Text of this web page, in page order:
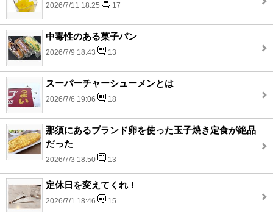
2026/7/11 18:25 17
中毒性のある菓子パン
2026/7/9 18:43 13
スーパーチャーシューメンとは
2026/7/6 19:06 18
那須にあるブランド卵を使った玉子焼き定食が絶品
だった
2026/7/3 18:50 13
定休日を変えてくれ！
2026/7/1 18:46 15